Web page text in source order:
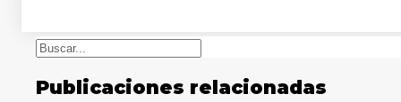
Buscar
Publicaciones relacionadas